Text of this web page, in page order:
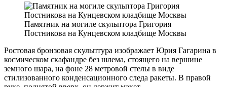
Памятник на могиле скульптора Григория
Постникова на Кунцевском кладбище Москвы
Ростовая бронзовая скульптура изображает Юрия Гагарина в
космическом скафандре без шлема, стоящего на вершине
земного шара, на фоне 28 метровой стелы в виде
стилизованного конденсационного следа ракеты. В правой